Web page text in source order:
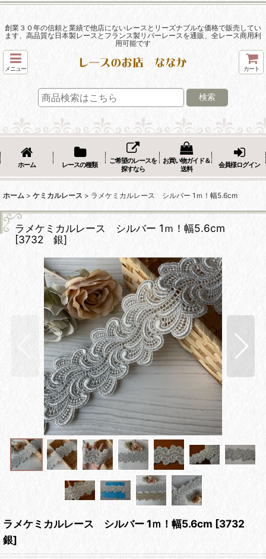
創業３０年の信頼と業績で他店にないレースとリーズナブルな価格で販売してい
ます、高品質な日本製レースとフランス製リバーレースを通販、全レース商用利
用可能です
メニュー カート
検索
ホーム レースの種類
ご希望のレースを
探すなら
お買い物ガイド＆
送料
会員様ログイン
ホーム > ケミカルレース > ラメケミカルレース シルバー 1ｍ！幅5.6cm
ラメケミカルレース シルバー 1ｍ！幅5.6cm
[3732 銀]
ラメケミカルレース シルバー 1ｍ！幅5.6cm [3732
銀]